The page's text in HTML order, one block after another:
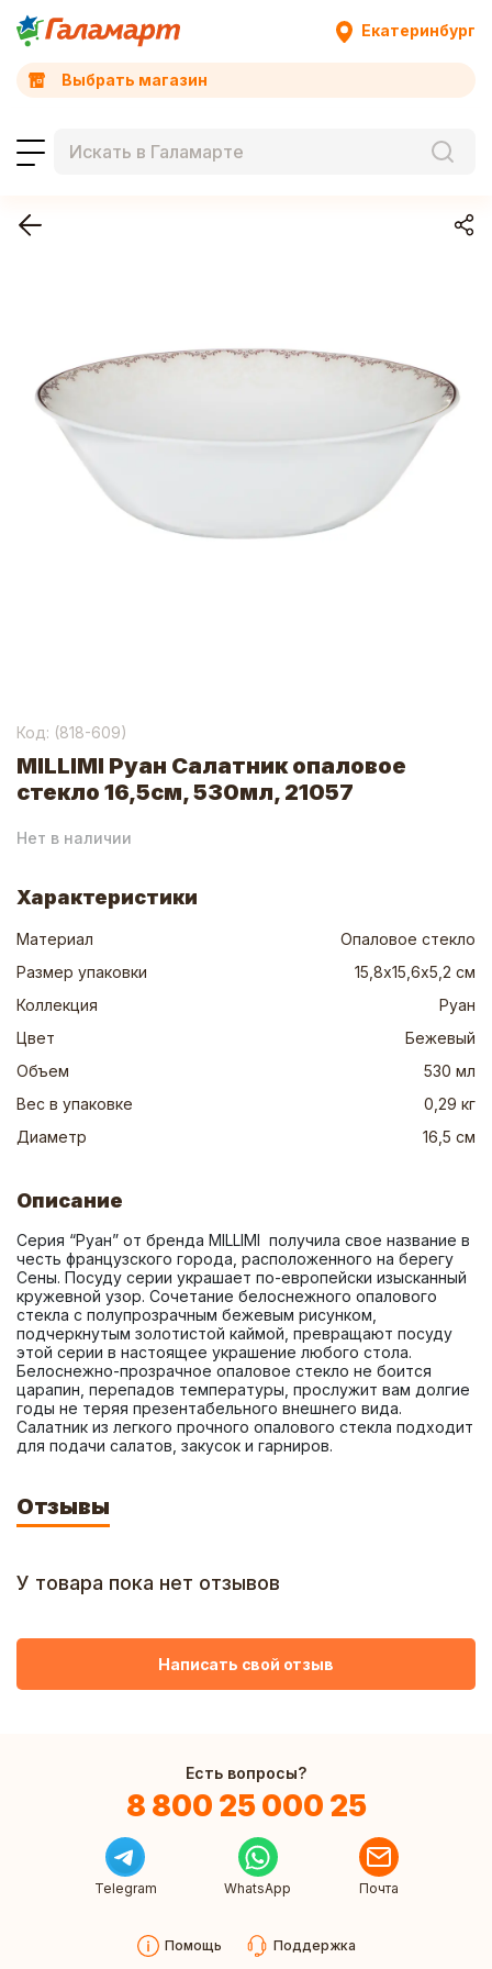
Екатеринбург
Выбрать магазин
Код: (818-609)
MILLIMI Руан Салатник опаловое
стекло 16,5см, 530мл, 21057
Нет в наличии
Характеристики
Материал
Опаловое стекло
Размер упаковки
15,8х15,6х5,2 см
Коллекция
Руан
Цвет
Бежевый
Объем
530 мл
Вес в упаковке
0,29 кг
Диаметр
16,5 см
Описание
Серия “Руан” от бренда MILLIMI  получила свое название в
честь французского города, расположенного на берегу
Сены. Посуду серии украшает по-европейски изысканный
кружевной узор. Сочетание белоснежного опалового
стекла с полупрозрачным бежевым рисунком,
подчеркнутым золотистой каймой, превращают посуду
этой серии в настоящее украшение любого стола.
Белоснежно-прозрачное опаловое стекло не боится
царапин, перепадов температуры, прослужит вам долгие
годы не теряя презентабельного внешнего вида.
Салатник из легкого прочного опалового стекла подходит
для подачи салатов, закусок и гарниров.
Отзывы
У товара пока нет отзывов
Написать свой отзыв
Есть вопросы?
8 800 25 000 25
Telegram WhatsApp Почта
Помощь Поддержка